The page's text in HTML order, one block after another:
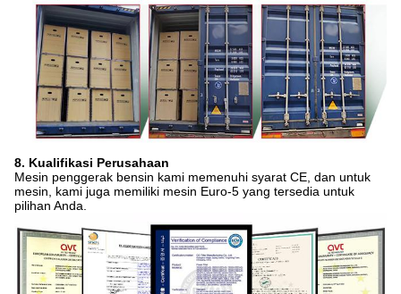
8. Kualifikasi Perusahaan
Mesin penggerak bensin kami memenuhi syarat CE, dan untuk
mesin, kami juga memiliki mesin Euro-5 yang tersedia untuk
pilihan Anda.